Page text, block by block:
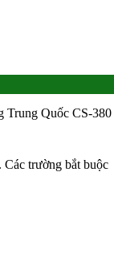
Trung Quốc CS-380
Các trường bắt buộc